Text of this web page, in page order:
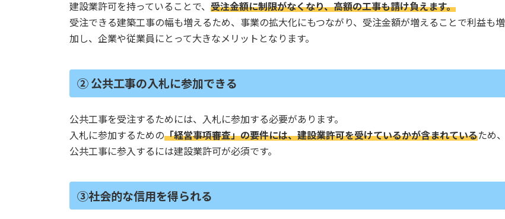
建設業許可を持っていることで、 受注金額に制限がなくなり、高額の工事も請け負えます。
受注できる建築工事の幅も増えるため、事業の拡大化にもつながり、受注金額が増えることで利益も増
加し、企業や従業員にとって大きなメリットとなります。
② 公共工事の入札に参加できる
公共工事を受注するためには、入札に参加する必要があります。
入札に参加するための「経営事項審査」の要件には、建設業許可を受けているかが含まれているため、
公共工事に参入するには建設業許可が必須です。
③社会的な信用を得られる